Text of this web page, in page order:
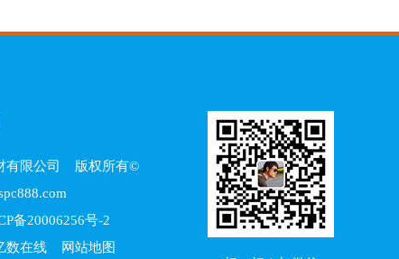
有限公司
版权所有©
备20006256号-2
数在线
网站地图